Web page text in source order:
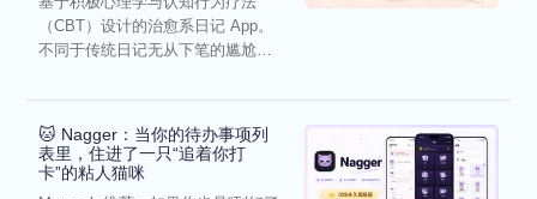
（CBT）设计的治愈系日记 App。
不同于传统日记无从下笔的尴尬，
🐱 Nagger：当你的待办事项列
表里，住进了一只“追着你打
卡”的粘人猫咪